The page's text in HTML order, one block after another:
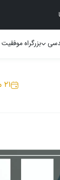
بزرگراه موفقیت
۲۱ مرداد ۱۴۰۳